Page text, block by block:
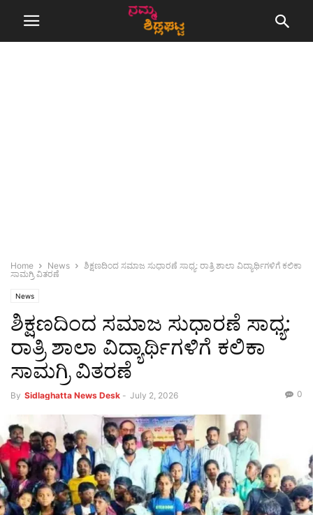
Home News
ಶಿಕ್ಷಣದಿಂದ ಸಮಾಜ ಸುಧಾರಣೆ ಸಾಧ್ಯ: ರಾತ್ರಿ ಶಾಲಾ ವಿದ್ಯಾರ್ಥಿಗಳಿಗೆ ಕಲಿಕಾ
ಸಾಮಗ್ರಿ ವಿತರಣೆ
News
ಶಿಕ್ಷಣದಿಂದ ಸಮಾಜ ಸುಧಾರಣೆ ಸಾಧ್ಯ:
ರಾತ್ರಿ ಶಾಲಾ ವಿದ್ಯಾರ್ಥಿಗಳಿಗೆ ಕಲಿಕಾ
ಸಾಮಗ್ರಿ ವಿತರಣೆ
By Sidlaghatta News Desk - July 2, 2026 0